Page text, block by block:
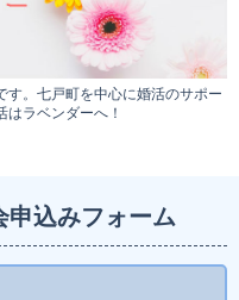
す。七戸町を中心に婚活のサポー
はラベンダーへ！
申込みフォーム